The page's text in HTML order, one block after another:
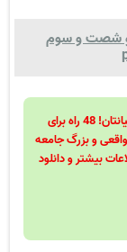
و شصت و سوم
48 قانون قدرت! 48 فرمول برای تسلط کامل بر اطرافیانتان! 48 راه برای
قانون که رهبران واقعی و بزرگ جامعه
بیشتر و دانلود